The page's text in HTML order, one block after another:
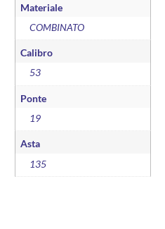
Materiale
COMBINATO
Calibro
53
Ponte
19
Asta
135